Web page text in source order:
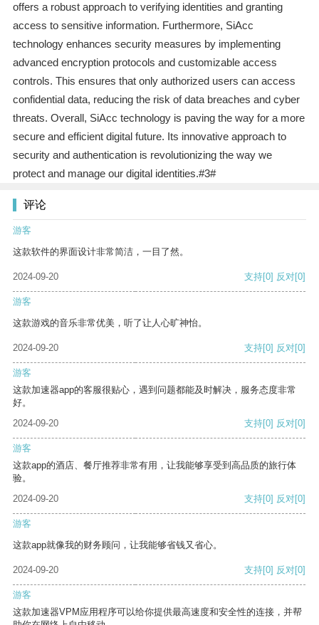
offers a robust approach to verifying identities and granting
access to sensitive information. Furthermore, SiAcc
technology enhances security measures by implementing
advanced encryption protocols and customizable access
controls. This ensures that only authorized users can access
confidential data, reducing the risk of data breaches and cyber
threats. Overall, SiAcc technology is paving the way for a more
secure and efficient digital future. Its innovative approach to
security and authentication is revolutionizing the way we
protect and manage our digital identities.#3#
评论
游客
这款软件的界面设计非常简洁，一目了然。
2024-09-20 支持[0] 反对[0]
游客
这款游戏的音乐非常优美，听了让人心旷神怡。
2024-09-20 支持[0] 反对[0]
游客
这款加速器app的客服很贴心，遇到问题都能及时解决，服务态度非常
好。
2024-09-20
支持[0] 反对[0]
游客
这款app的酒店、餐厅推荐非常有用，让我能够享受到高品质的旅行体
验。
2024-09-20
支持[0] 反对[0]
游客
这款app就像我的财务顾问，让我能够省钱又省心。
2024-09-20 支持[0] 反对[0]
游客
这款加速器VPM应用程序可以给你提供最高速度和安全性的连接，并帮